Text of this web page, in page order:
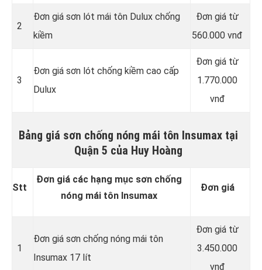
2
Đơn giá sơn lót mái tôn Dulux chống
kiềm
Đơn giá từ
560.000 vnđ
3
Đơn giá sơn lót chống kiềm cao cấp
Dulux
Đơn giá từ
1.770.000
vnđ
Bảng giá sơn chống nóng mái tôn Insumax tại
Quận 5 của Huy Hoàng
Stt
Đơn giá các hạng mục sơn chống
nóng mái tôn Insumax
Đơn giá
1
Đơn giá sơn chống nóng mái tôn
Insumax 17 lít
Đơn giá từ
3.450.000
vnđ